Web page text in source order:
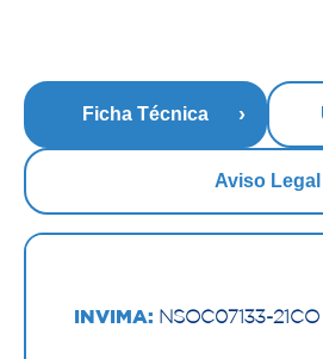
Ficha Técnica
Aviso Legal
INVIMA: NSOC07133-21CO